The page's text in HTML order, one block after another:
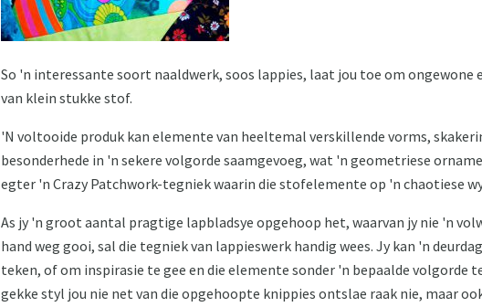
So 'n interessante soort naaldwerk, soos lappies, laat jou toe om ongewone
van klein stukke stof.
'N voltooide produk kan elemente van heeltemal verskillende vorms,
besonderhede in 'n sekere volgorde saamgevoeg, wat 'n geometriese
egter 'n Crazy Patchwork-tegniek waarin die stofelemente op 'n chaotiese
As jy 'n groot aantal pragtige lapbladsye opgehoop het, waarvan jy nie 'n
hand weg gooi, sal die tegniek van lappieswerk handig wees. Jy kan 'n
teken, of om inspirasie te gee en die elemente sonder 'n bepaalde volgorde
gekke styl jou nie net van die opgehoopte knippies ontslae raak nie, maar